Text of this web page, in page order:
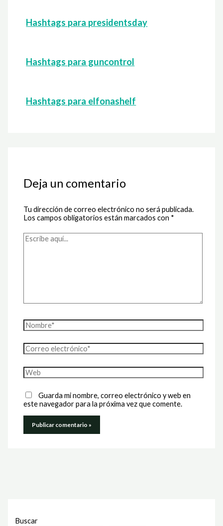
Hashtags para presidentsday
Hashtags para guncontrol
Hashtags para elfonashelf
Deja un comentario
Tu dirección de correo electrónico no será publicada.
Los campos obligatorios están marcados con *
Escribe
Nombre*
Correo
electrónico*
Web
Guarda mi nombre, correo electrónico y web en
este navegador para la próxima vez que comente.
Buscar